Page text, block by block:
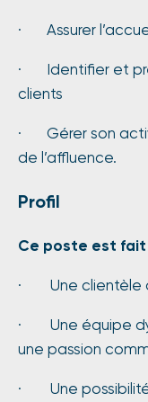
· Assurer
· Identifier et
clients
· Gérer son
de l’affluence.
Profil
Ce poste est fait
· Une clientèle
· Une équipe
une passion
· Une